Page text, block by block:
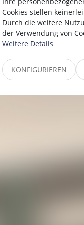
Cookies stellen
Durch die weitere
der Verwendung von
Weitere Details
KONFIGURIEREN